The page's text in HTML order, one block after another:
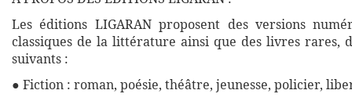
Les éditions LIGARAN proposent des versions
classiques de la littérature ainsi que des livres rares,
suivants :
● Fiction : roman, poésie, théâtre, jeunesse, policier,